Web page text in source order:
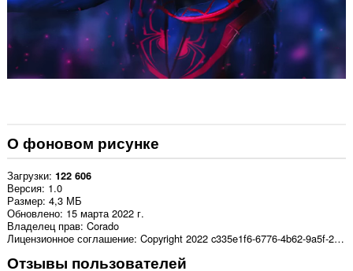
О фоновом рисунке
Загрузки 122 606
Версия 1.0
Размер 4,3 МБ
Обновлено 15 марта 2022 г.
Владелец прав Corado
Лицензионное соглашение
Copyright 2022 c335e1f6-6776-4b62-9a5f-24fecb2577c8
Отзывы пользователей